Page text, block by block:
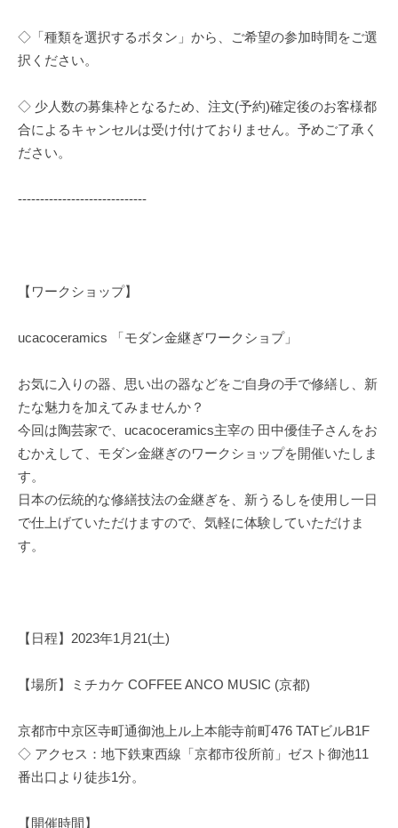
◇「種類を選択するボタン」から、ご希望の参加時間をご選
択ください。
◇ 少人数の募集枠となるため、注文(予約)確定後のお客様都
合によるキャンセルは受け付けておりません。予めご了承く
ださい。
-----------------------------
【ワークショップ】
ucacoceramics 「モダン金継ぎワークショプ」
お気に入りの器、思い出の器などをご自身の手で修繕し、新
たな魅力を加えてみませんか？
今回は陶芸家で、ucacoceramics主宰の 田中優佳子さんをお
むかえして、モダン金継ぎのワークショップを開催いたしま
す。
日本の伝統的な修繕技法の金継ぎを、新うるしを使用し一日
で仕上げていただけますので、気軽に体験していただけま
す。
【日程】2023年1月21(土)
【場所】ミチカケ COFFEE ANCO MUSIC (京都)
京都市中京区寺町通御池上ル上本能寺前町476 TATビルB1F
◇ アクセス：地下鉄東西線「京都市役所前」ゼスト御池11
番出口より徒歩1分。
【開催時間】